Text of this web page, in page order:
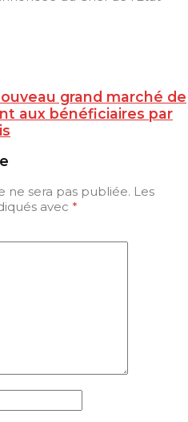
grand marché de
aux bénéficiaires par
ne sera pas publiée. Les
avec *